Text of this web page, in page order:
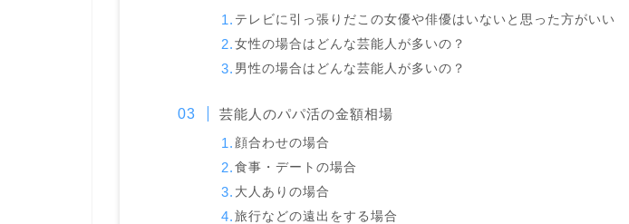
テレビに引っ張りだこの女優や俳優はいないと思った方がいい
女性の場合はどんな芸能人が多いの？
男性の場合はどんな芸能人が多いの？
芸能人のパパ活の金額相場
顔合わせの場合
食事・デートの場合
大人ありの場合
旅行などの遠出をする場合